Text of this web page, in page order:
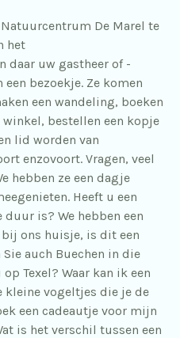
De Marel te
het
daar uw gastheer of -
bezoekje. Ze komen
een wandeling, boeken
bestellen een kopje
lid worden van
enzovoort. Vragen, veel
hebben ze een dagje
Heeft u een
is? We hebben een
ons huisje, is dit een
auch Buechen in die
Texel? Waar kan ik een
kleine vogeltjes die je de
een cadeautje voor mijn
is het verschil tussen een